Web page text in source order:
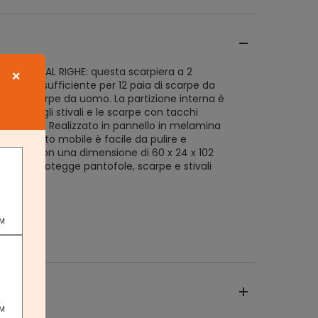
SCARPE MAL RIGHE: questa scarpiera a 2
spazio sufficiente per 12 paia di scarpe da
di scarpe da uomo. La partizione interna è
riporre gli stivali e le scarpe con tacchi
PREMIUM - Realizzato in pannello in melamina
questo mobile è facile da pulire e
graffi. Con una dimensione di 60 x 24 x 102
protegge pantofole, scarpe e stivali
×